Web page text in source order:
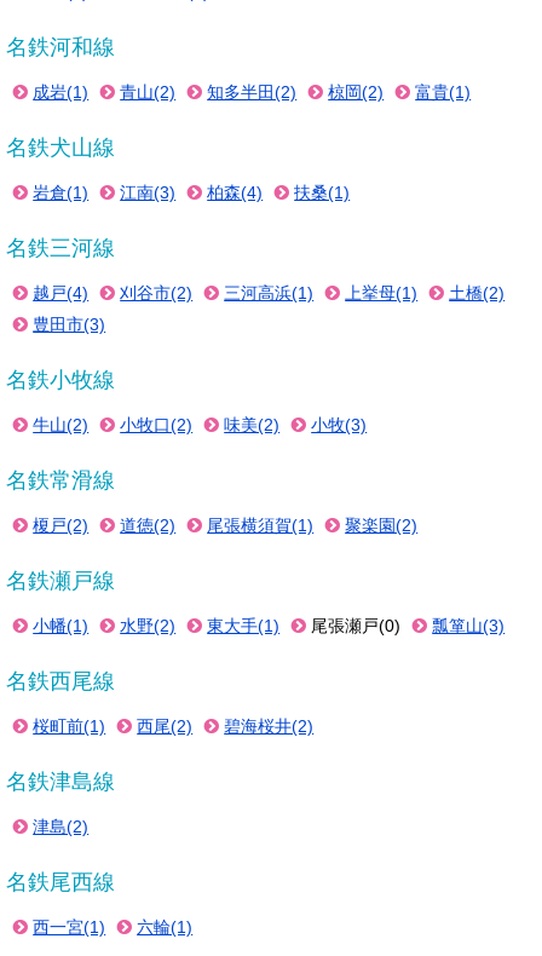
名鉄河和線
成岩(1) 青山(2) 知多半田(2) 椋岡(2) 富貴(1)
名鉄犬山線
岩倉(1) 江南(3) 柏森(4) 扶桑(1)
名鉄三河線
越戸(4) 刈谷市(2) 三河高浜(1) 上挙母(1)
土橋(2)
豊田市(3)
名鉄小牧線
牛山(2) 小牧口(2) 味美(2) 小牧(3)
名鉄常滑線
榎戸(2) 道徳(2) 尾張横須賀(1) 聚楽園(2)
名鉄瀬戸線
小幡(1) 水野(2) 東大手(1) 尾張瀬戸(0) 瓢箪山(3)
名鉄西尾線
桜町前(1) 西尾(2) 碧海桜井(2)
名鉄津島線
津島(2)
名鉄尾西線
西一宮(1) 六輪(1)